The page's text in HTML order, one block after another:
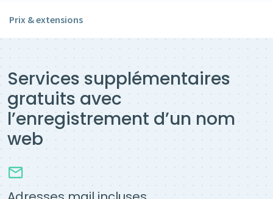
Prix & extensions
Services supplémentaires
gratuits avec
l’enregistrement d’un nom
web